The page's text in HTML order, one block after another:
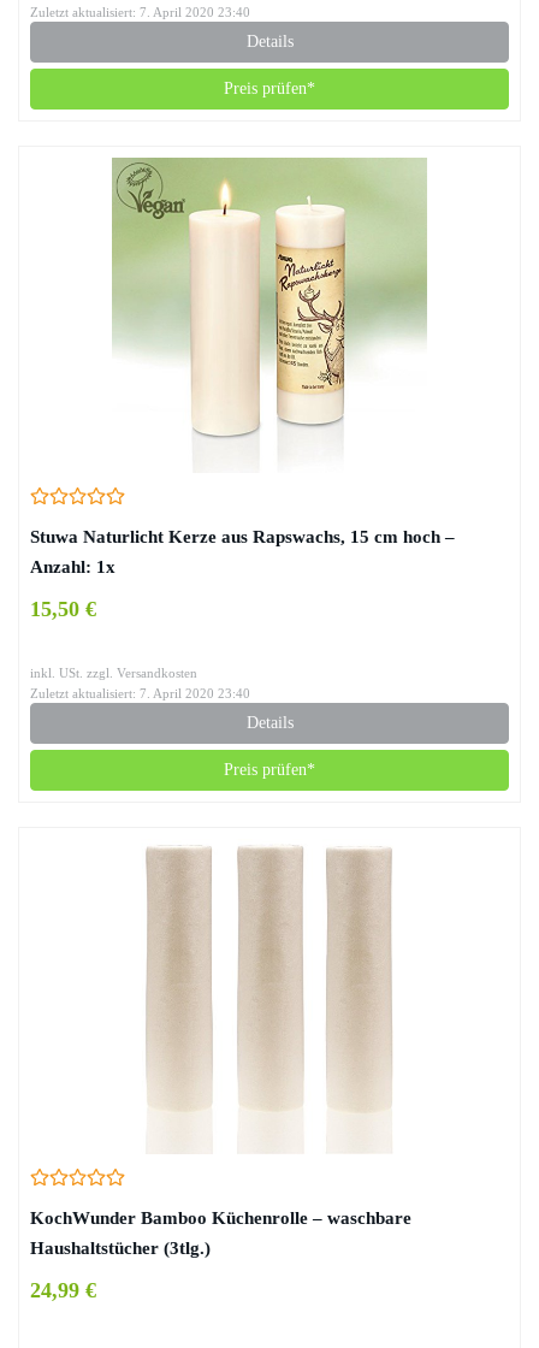
Zuletzt aktualisiert: 7. April 2020 23:40
Details
Preis prüfen*
Stuwa Naturlicht Kerze aus Rapswachs, 15 cm hoch –
Anzahl: 1x
15,50 €
inkl. USt. zzgl. Versandkosten
Zuletzt aktualisiert: 7. April 2020 23:40
Details
Preis prüfen*
KochWunder Bamboo Küchenrolle – waschbare
Haushaltstücher (3tlg.)
24,99 €